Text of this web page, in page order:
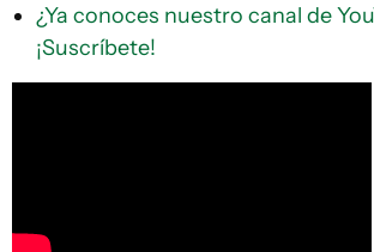
¿Ya conoces nuestro canal de
¡Suscríbete!